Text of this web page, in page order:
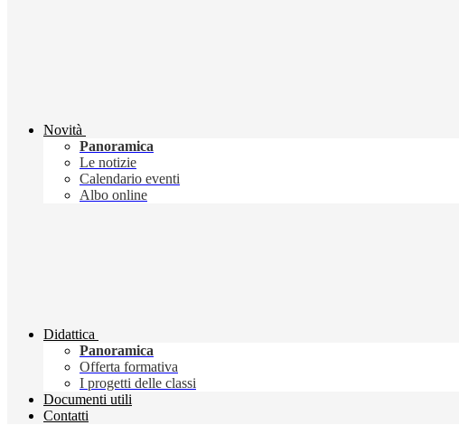
Novità
Panoramica
Le notizie
Calendario eventi
Albo online
Didattica
Panoramica
Offerta formativa
I progetti delle classi
Documenti utili
Contatti